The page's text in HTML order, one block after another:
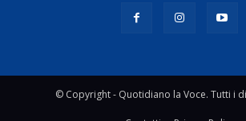
© Copyright - Quotidiano la Voce. Tutti i